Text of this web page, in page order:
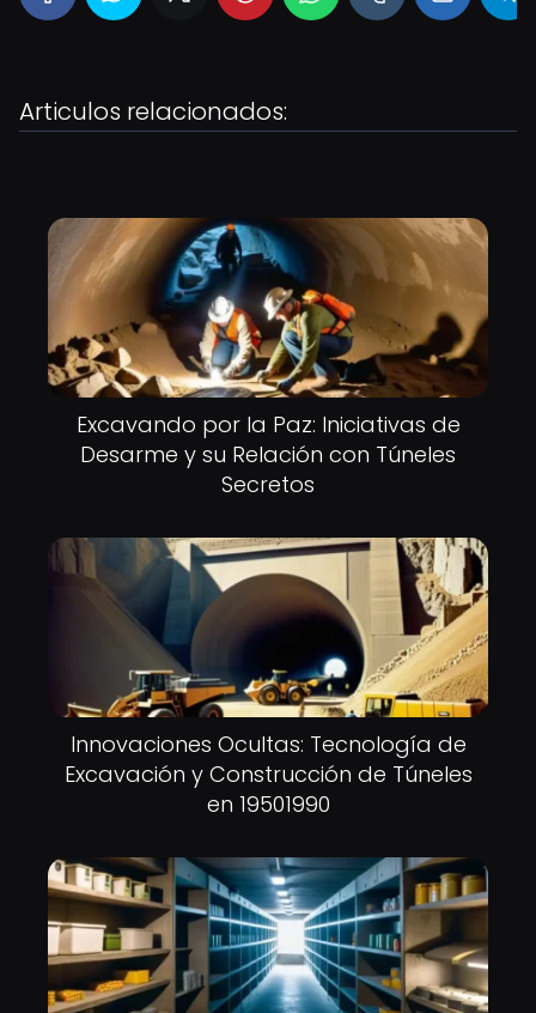
Articulos relacionados:
Excavando por la Paz: Iniciativas de
Desarme y su Relación con Túneles
Secretos
Innovaciones Ocultas: Tecnología de
Excavación y Construcción de Túneles
en 19501990